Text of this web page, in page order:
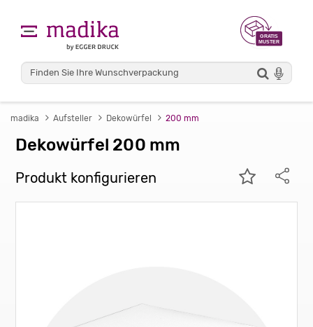
madika Aufsteller Dekowürfel 200 mm
Dekowürfel 200 mm
Produkt konfigurieren